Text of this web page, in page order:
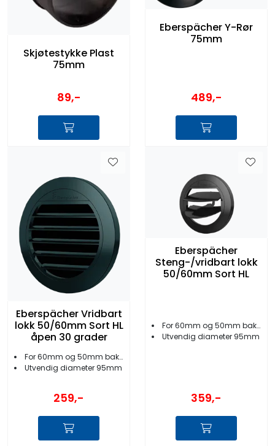
Skjøtestykke Plast
75mm
89,-
Eberspächer Y-Rør
75mm
489,-
Eberspächer Vridbart
lokk 50/60mm Sort HL
åpen 30 grader
For 60mm og 50mm bakstykker
Utvendig diameter 95mm
259,-
Eberspächer
Steng-/vridbart lokk
50/60mm Sort HL
For 60mm og 50mm bakstykker
Utvendig diameter 95mm
359,-